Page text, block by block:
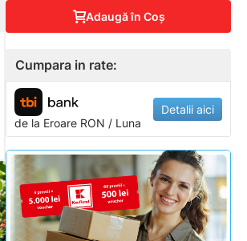
Adaugă în Coş
Cumpara in rate:
de la Eroare RON / Luna
Detalii aici